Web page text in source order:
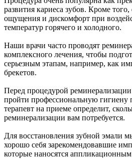
развития кариеса зубов. Кроме
ощущения и дискомфорт при
температур горячего и холодного.
Наши врачи часто проводят
комплексного лечения, чтобы
серьезным этапам, например, как
брекетов.
Перед процедурой
пройти профессиональную гигиену
терапевт на приеме определит,
реминерализации вам потребуется.
Для восстановления зубной эмали
хорошо себя зарекомендовавшие
которые наносятся